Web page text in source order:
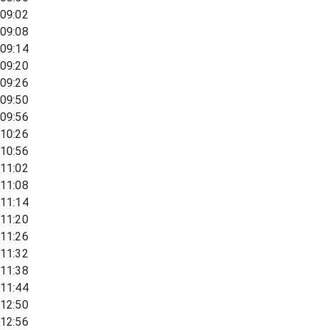
09:02
09:08
09:14
09:20
09:26
09:50
09:56
10:26
10:56
11:02
11:08
11:14
11:20
11:26
11:32
11:38
11:44
12:50
12:56